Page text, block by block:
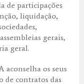
de participações
liquidação,
gerais,
geral.
aconselha os seus
de contratos das